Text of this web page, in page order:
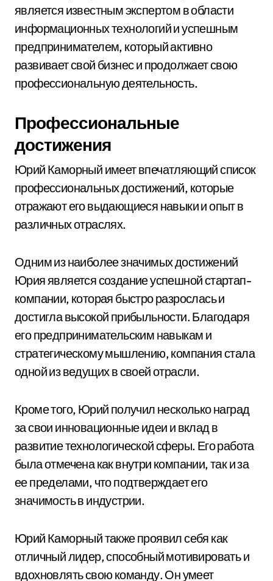
является известным экспертом в области
информационных технологий и успешным
предпринимателем, который активно
развивает свой бизнес и продолжает свою
профессиональную деятельность.
Профессиональные
достижения
Юрий Каморный имеет впечатляющий список
профессиональных достижений, которые
отражают его выдающиеся навыки и опыт в
различных отраслях.
Одним из наиболее значимых достижений
Юрия является создание успешной стартап-
компании, которая быстро разрослась и
достигла высокой прибыльности. Благодаря
его предпринимательским навыкам и
стратегическому мышлению, компания стала
одной из ведущих в своей отрасли.
Кроме того, Юрий получил несколько наград
за свои инновационные идеи и вклад в
развитие технологической сферы. Его работа
была отмечена как внутри компании, так и за
ее пределами, что подтверждает его
значимость в индустрии.
Юрий Каморный также проявил себя как
отличный лидер, способный мотивировать и
вдохновлять свою команду. Он умеет